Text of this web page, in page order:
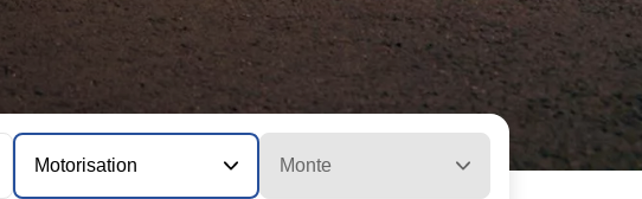
Motorisation Monte